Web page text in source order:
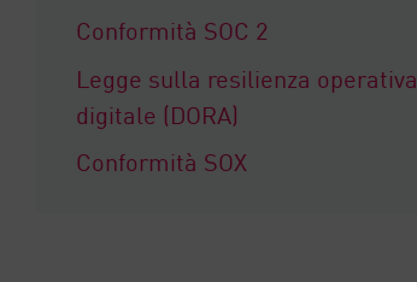
Conformità SOC 2
Legge sulla resilienza operativa
digitale (DORA)
Conformità SOX